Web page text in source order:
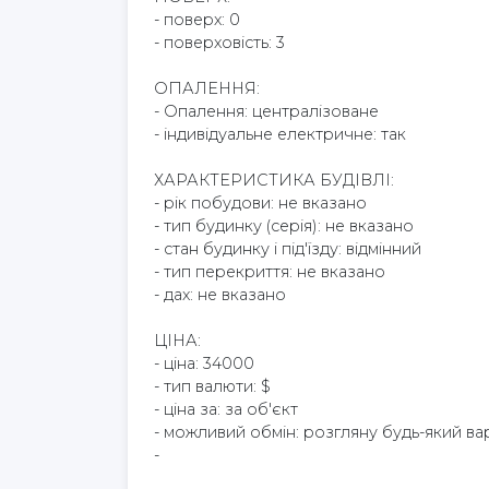
- поверх: 0
- поверховість: 3
ОПАЛЕННЯ:
- Опалення: централізоване
- індивідуальне електричне: так
ХАРАКТЕРИСТИКА БУДІВЛІ:
- рік побудови: не вказано
- тип будинку (серія): не вказано
- стан будинку і під'їзду: відмінний
- тип перекриття: не вказано
- дах: не вказано
ЦІНА:
- ціна: 34000
- тип валюти: $
- ціна за: за об'єкт
- можливий обмін: розгляну будь-який
-